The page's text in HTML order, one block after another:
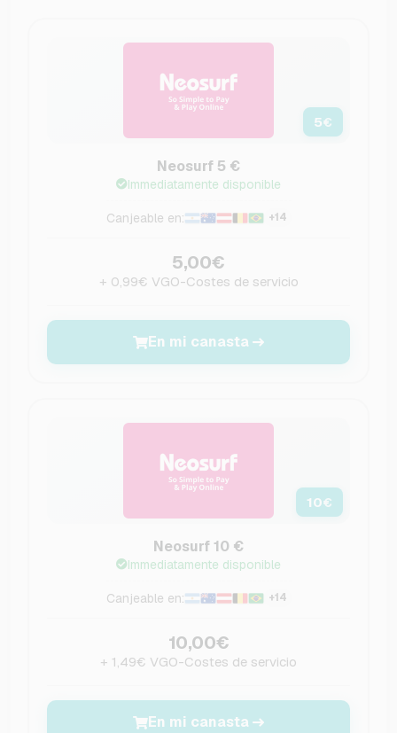
5€
Neosurf 5 €
Immediatamente disponible
Canjeable en: +14
5,00€
+ 0,99€ VGO-Costes de servicio
En mi canasta
10€
Neosurf 10 €
Immediatamente disponible
Canjeable en: +14
10,00€
+ 1,49€ VGO-Costes de servicio
En mi canasta